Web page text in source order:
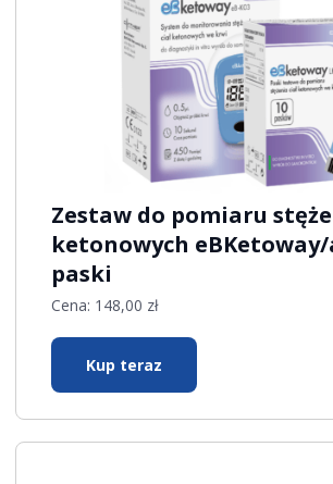
Zestaw do pomiaru
ketonowych
paski
Cena: 148,00 zł
Kup teraz